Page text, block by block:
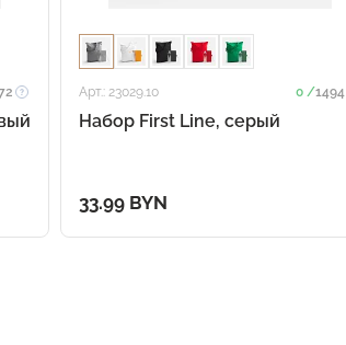
Арт.: 23029.10 0 /1494
Набор First Line, серый
33.99 BYN